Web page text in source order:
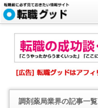
調剤薬局業界の記事一覧